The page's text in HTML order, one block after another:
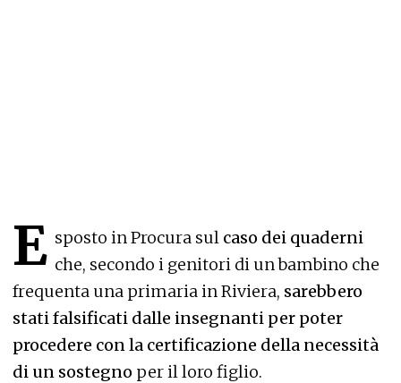
E sposto in Procura sul caso dei quaderni
che, secondo i genitori di un bambino che
frequenta una primaria in Riviera, sarebbero
stati falsificati dalle insegnanti per poter
procedere con la certificazione della necessità
di un sostegno per il loro figlio.